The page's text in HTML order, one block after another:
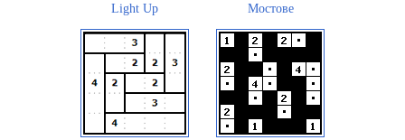
Light Up Мостове